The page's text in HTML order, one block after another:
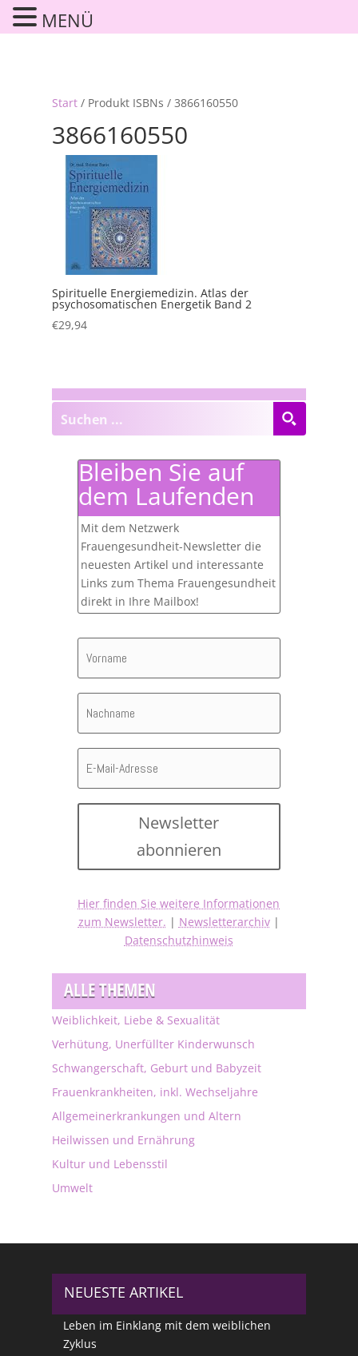
Start/ Produkt ISBNs / 3866160550
3866160550
Spirituelle Energiemedizin. Atlas der
psychosomatischen Energetik Band 2
€29,94
Bleiben Sie auf
dem Laufenden
Mit dem Netzwerk
Frauengesundheit-Newsletter die
neuesten Artikel und interessante
Links zum Thema Frauengesundheit
direkt in Ihre Mailbox!
Newsletter
abonnieren
Hier finden Sie weitere Informationen
zum Newsletter. | Newsletterarchiv|
Datenschutzhinweis
ALLE THEMEN
Weiblichkeit, Liebe & Sexualität
Verhütung, Unerfüllter Kinderwunsch
Schwangerschaft, Geburt und Babyzeit
Frauenkrankheiten, inkl. Wechseljahre
Allgemeinerkrankungen und Altern
Heilwissen und Ernährung
Kultur und Lebensstil
Umwelt
NEUESTE ARTIKEL
Leben im Einklang mit dem weiblichen
Zyklus
MENÜ